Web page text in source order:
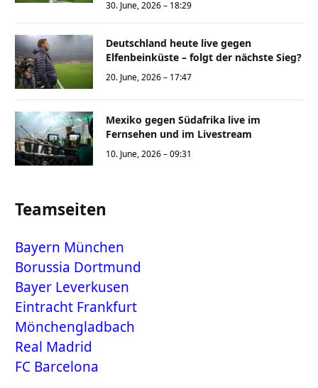
30. June, 2026 – 18:29
Deutschland heute live gegen
Elfenbeinküste – folgt der nächste Sieg?
20. June, 2026 – 17:47
Mexiko gegen Südafrika live im
Fernsehen und im Livestream
10. June, 2026 – 09:31
Teamseiten
Bayern München
Borussia Dortmund
Bayer Leverkusen
Eintracht Frankfurt
Mönchengladbach
Real Madrid
FC Barcelona